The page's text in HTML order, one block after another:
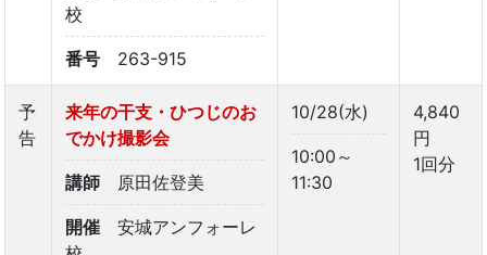
校
番号 263-915
予
告
来年の干支・ひつじのお
でかけ撮影会
講師 原田佐登美
開催
安城アンフォーレ
10/28(水)
10:00～
11:30
4,840
円
1回分